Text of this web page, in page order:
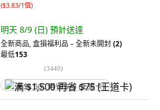
($3.83/1個)
明天 8/9 (日) 預計送達
全新商品,盒損福利品 – 全新未開封(2)
最低153
(3440)
满 $1,500 再省 $75 (王道卡)